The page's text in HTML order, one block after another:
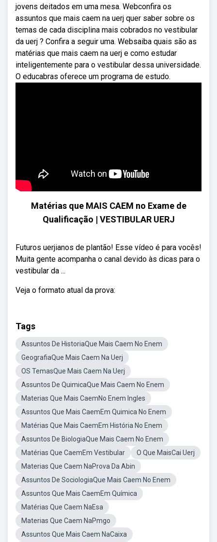
jovens deitados em uma mesa. Webconfira os
assuntos que mais caem na uerj quer saber sobre os
temas de cada disciplina mais cobrados no vestibular
da uerj ? Confira a seguir uma. Websaiba quais são as
matérias que mais caem na uerj e como estudar
inteligentemente para o vestibular dessa universidade.
O educabras oferece um programa de estudo.
Matérias que MAIS CAEM no Exame de
Qualificação | VESTIBULAR UERJ
Futuros uerjianos de plantão! Esse vídeo é para vocês!
Muita gente acompanha o canal devido às dicas para o
vestibular da ...
Veja o formato atual da prova:
Tags
Assuntos De HistoriaQue Mais Caem No Enem
GeografiaQue Mais Caem Na Uerj
OS TemasQue Mais Caem Na Uerj
Assuntos De QuimicaQue Mais Caem No Enem
Materias Que Mais CaemNo Enem Ingles
Assuntos Que Mais CaemEm Quimica No Enem
Matérias Que Mais CaemEm História No Enem
Assuntos De BiologiaQue Mais Caem No Enem
Matérias Que CaemEm Vestibular
O Que MaisCai Uerj
Materias Que Caem NaProva Da Abin
Assuntos De SociologiaQue Mais Caem No Enem
Assuntos Que Mais CaemEm Química
Matérias Que Caem NaEsa
Materias Que Caem NaPmgo
Assuntos Que Mais Caem NaCaixa